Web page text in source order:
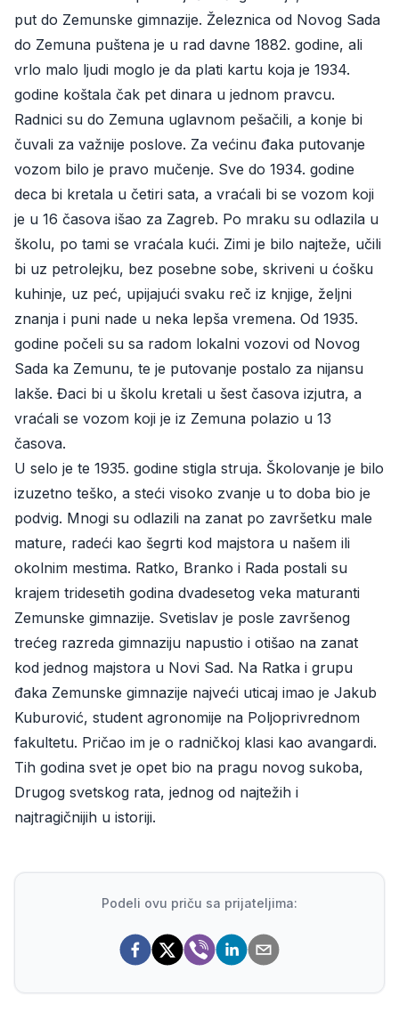
put do Zemunske gimnazije. Železnica od Novog Sada
do Zemuna puštena je u rad davne 1882. godine, ali
vrlo malo ljudi moglo je da plati kartu koja je 1934.
godine koštala čak pet dinara u jednom pravcu.
Radnici su do Zemuna uglavnom pešačili, a konje bi
čuvali za važnije poslove. Za većinu đaka putovanje
vozom bilo je pravo mučenje. Sve do 1934. godine
deca bi kretala u četiri sata, a vraćali bi se vozom koji
je u 16 časova išao za Zagreb. Po mraku su odlazila u
školu, po tami se vraćala kući. Zimi je bilo najteže, učili
bi uz petrolejku, bez posebne sobe, skriveni u ćošku
kuhinje, uz peć, upijajući svaku reč iz knjige, željni
znanja i puni nade u neka lepša vremena. Od 1935.
godine počeli su sa radom lokalni vozovi od Novog
Sada ka Zemunu, te je putovanje postalo za nijansu
lakše. Đaci bi u školu kretali u šest časova izjutra, a
vraćali se vozom koji je iz Zemuna polazio u 13
časova.
U selo je te 1935. godine stigla struja. Školovanje je bilo
izuzetno teško, a steći visoko zvanje u to doba bio je
podvig. Mnogi su odlazili na zanat po završetku male
mature, radeći kao šegrti kod majstora u našem ili
okolnim mestima. Ratko, Branko i Rada postali su
krajem tridesetih godina dvadesetog veka maturanti
Zemunske gimnazije. Svetislav je posle završenog
trećeg razreda gimnaziju napustio i otišao na zanat
kod jednog majstora u Novi Sad. Na Ratka i grupu
đaka Zemunske gimnazije najveći uticaj imao je Jakub
Kuburović, student agronomije na Poljoprivrednom
fakultetu. Pričao im je o radničkoj klasi kao avangardi.
Tih godina svet je opet bio na pragu novog sukoba,
Drugog svetskog rata, jednog od najtežih i
najtragičnijih u istoriji.
Podeli ovu priču sa prijateljima: